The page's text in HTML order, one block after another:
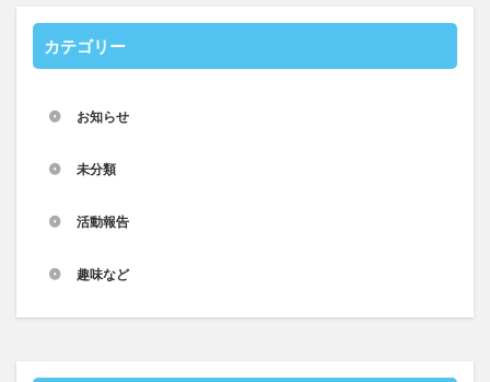
カテゴリー
お知らせ
未分類
活動報告
趣味など